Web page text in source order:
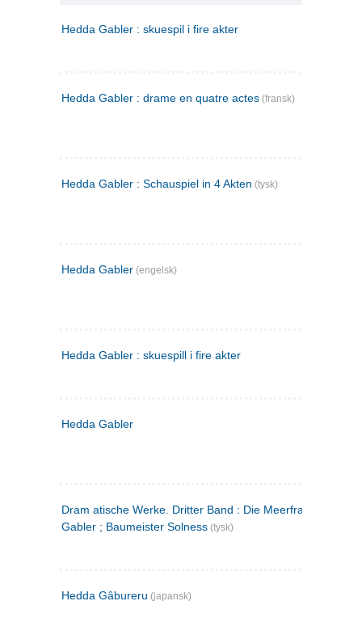
Hedda Gabler : skuespil i fire akter
Hedda Gabler : drame en quatre actes (fransk)
Hedda Gabler : Schauspiel in 4 Akten (tysk)
Hedda Gabler (engelsk)
Hedda Gabler : skuespill i fire akter
Hedda Gabler
Dram atische Werke. Dritter Band : Die Meerfrau ; Hedda
Gabler ; Baumeister Solness (tysk)
Hedda Gâbureru (japansk)